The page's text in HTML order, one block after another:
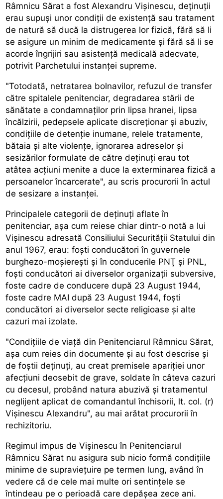
Râmnicu Sărat a fost Alexandru Vişinescu, deţinuţii
erau supuşi unor condiţii de existenţă sau tratament
de natură să ducă la distrugerea lor fizică, fără să li
se asigure un minim de medicamente şi fără să li se
acorde îngrijiri sau asistenţă medicală adecvate,
potrivit Parchetului instanţei supreme.
"Totodată, netratarea bolnavilor, refuzul de transfer
către spitalele penitenciar, degradarea stării de
sănătate a condamnaţilor prin lipsa hranei, lipsa
încălzirii, pedepsele aplicate discreţionar şi abuziv,
condiţiile de detenţie inumane, relele tratamente,
bătaia şi alte violenţe, ignorarea adreselor şi
sesizărilor formulate de către deţinuţi erau tot
atâtea acţiuni menite a duce la exterminarea fizică a
persoanelor încarcerate", au scris procurorii în actul
de sesizare a instanţei.
Principalele categorii de deţinuţi aflate în
penitenciar, aşa cum reiese chiar dintr-o notă a lui
Vişinescu adresată Consiliului Securităţii Statului din
anul 1967, erau: foşti conducători în guvernele
burghezo-moşiereşti şi în conducerile PNŢ şi PNL,
foşti conducători ai diverselor organizaţii subversive,
foste cadre de conducere după 23 August 1944,
foste cadre MAI după 23 August 1944, foşti
conducători ai diverselor secte religioase şi alte
cazuri mai izolate.
"Condiţiile de viaţă din Penitenciarul Râmnicu Sărat,
aşa cum reies din documente şi au fost descrise şi
de foştii deţinuţi, au creat premisele apariţiei unor
afecţiuni deosebit de grave, soldate în câteva cazuri
cu decesul, probând natura abuzivă şi tratamentul
neglijent aplicat de comandantul închisorii, lt. col. (r)
Vişinescu Alexandru", au mai arătat procurorii în
rechizitoriu.
Regimul impus de Vişinescu în Penitenciarul
Râmnicu Sărat nu asigura sub nicio formă condiţiile
minime de supravieţuire pe termen lung, având în
vedere că de cele mai multe ori sentinţele se
întindeau pe o perioadă care depăşea zece ani.